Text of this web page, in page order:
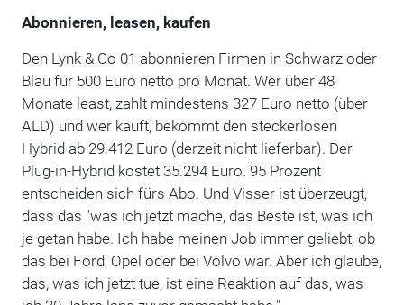
Abonnieren, leasen, kaufen
Den Lynk & Co 01 abonnieren Firmen in Schwarz oder
Blau für 500 Euro netto pro Monat. Wer über 48
Monate least, zahlt mindestens 327 Euro netto (über
ALD) und wer kauft, bekommt den steckerlosen
Hybrid ab 29.412 Euro (derzeit nicht lieferbar). Der
Plug-in-Hybrid kostet 35.294 Euro. 95 Prozent
entscheiden sich fürs Abo. Und Visser ist überzeugt,
dass das "was ich jetzt mache, das Beste ist, was ich
je getan habe. Ich habe meinen Job immer geliebt, ob
das bei Ford, Opel oder bei Volvo war. Aber ich glaube,
das, was ich jetzt tue, ist eine Reaktion auf das, was